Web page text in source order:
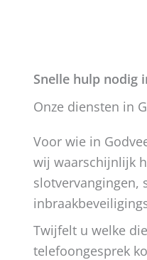
Snelle hulp nodig
Onze diensten in
Voor wie in
wij waarschijnlijk
slotvervangingen,
Twijfelt u welke
telefoongesprek